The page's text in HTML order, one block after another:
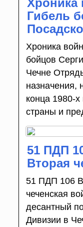
Гибель
Хроника
бойцов
Чечне
назначения,
конца 1980-х
страны и
51 ПДП
Вторая
51 ПДП 106
чеченская
десантный
Дивизии в